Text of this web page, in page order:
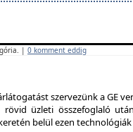
| 0 komment eddig
szervezünk a GE
üzleti összefoglaló
belül ezen